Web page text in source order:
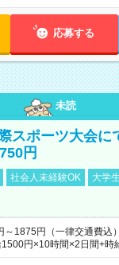
応募する
未読
スポーツ大会に
円
社会人未経験OK 大学
～1875円（一律交通費込
円×10時間×2日間+時
えた時給：1875円）